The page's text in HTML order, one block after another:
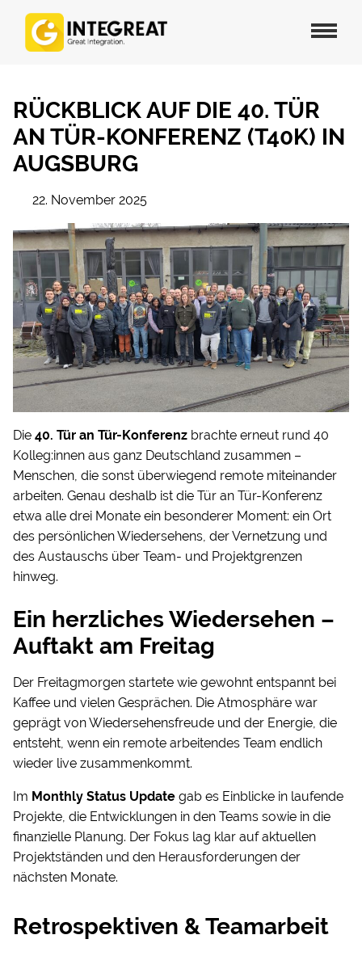
RÜCKBLICK AUF DIE 40. TÜR
AN TÜR-KONFERENZ (T40K) IN
AUGSBURG
22. November 2025
Die 40. Tür an Tür-Konferenz brachte erneut rund 40
Kolleg:innen aus ganz Deutschland zusammen –
Menschen, die sonst überwiegend remote miteinander
arbeiten. Genau deshalb ist die Tür an Tür-Konferenz
etwa alle drei Monate ein besonderer Moment: ein Ort
des persönlichen Wiedersehens, der Vernetzung und
des Austauschs über Team- und Projektgrenzen
hinweg.
Ein herzliches Wiedersehen –
Auftakt am Freitag
Der Freitagmorgen startete wie gewohnt entspannt bei
Kaffee und vielen Gesprächen. Die Atmosphäre war
geprägt von Wiedersehensfreude und der Energie, die
entsteht, wenn ein remote arbeitendes Team endlich
wieder live zusammenkommt.
Im Monthly Status Update gab es Einblicke in laufende
Projekte, die Entwicklungen in den Teams sowie in die
finanzielle Planung. Der Fokus lag klar auf aktuellen
Projektständen und den Herausforderungen der
nächsten Monate.
Retrospektiven & Teamarbeit